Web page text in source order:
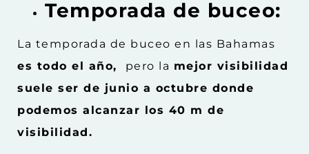
Temporada de buceo:
La temporada de buceo en las Bahamas
es todo el año,
pero la mejor visibilidad
suele ser de junio a octubre donde
podemos alcanzar los 40 m de
visibilidad.